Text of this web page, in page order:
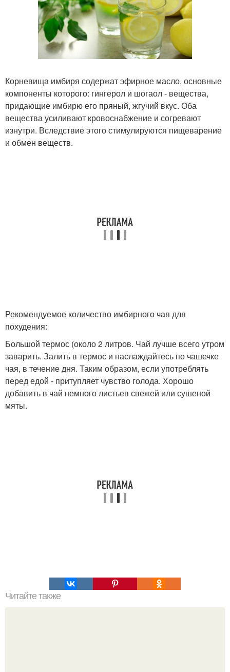
Корневища имбиря содержат эфирное масло, основные
компоненты которого: гингерол и шогаол - вещества,
придающие имбирю его пряный, жгучий вкус. Оба
вещества усиливают кровоснабжение и согревают
изнутри. Вследствие этого стимулируются пищеварение
и обмен веществ.
Рекомендуемое количество имбирного чая для
похудения:
Большой термос (около 2 литров. Чай лучше всего утром
заварить. Залить в термос и наслаждайтесь по чашечке
чая, в течение дня. Таким образом, если употреблять
перед едой - притупляет чувство голода. Хорошо
добавить в чай немного листьев свежей или сушеной
мяты.
Читайте также